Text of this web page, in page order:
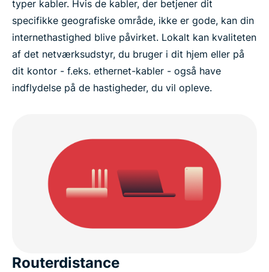
typer kabler. Hvis de kabler, der betjener dit
specifikke geografiske område, ikke er gode, kan din
internethastighed blive påvirket. Lokalt kan kvaliteten
af det netværksudstyr, du bruger i dit hjem eller på
dit kontor - f.eks. ethernet-kabler - også have
indflydelse på de hastigheder, du vil opleve.
Routerdistance